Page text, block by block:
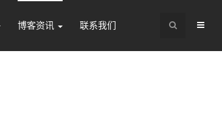
博客资讯 联系我们